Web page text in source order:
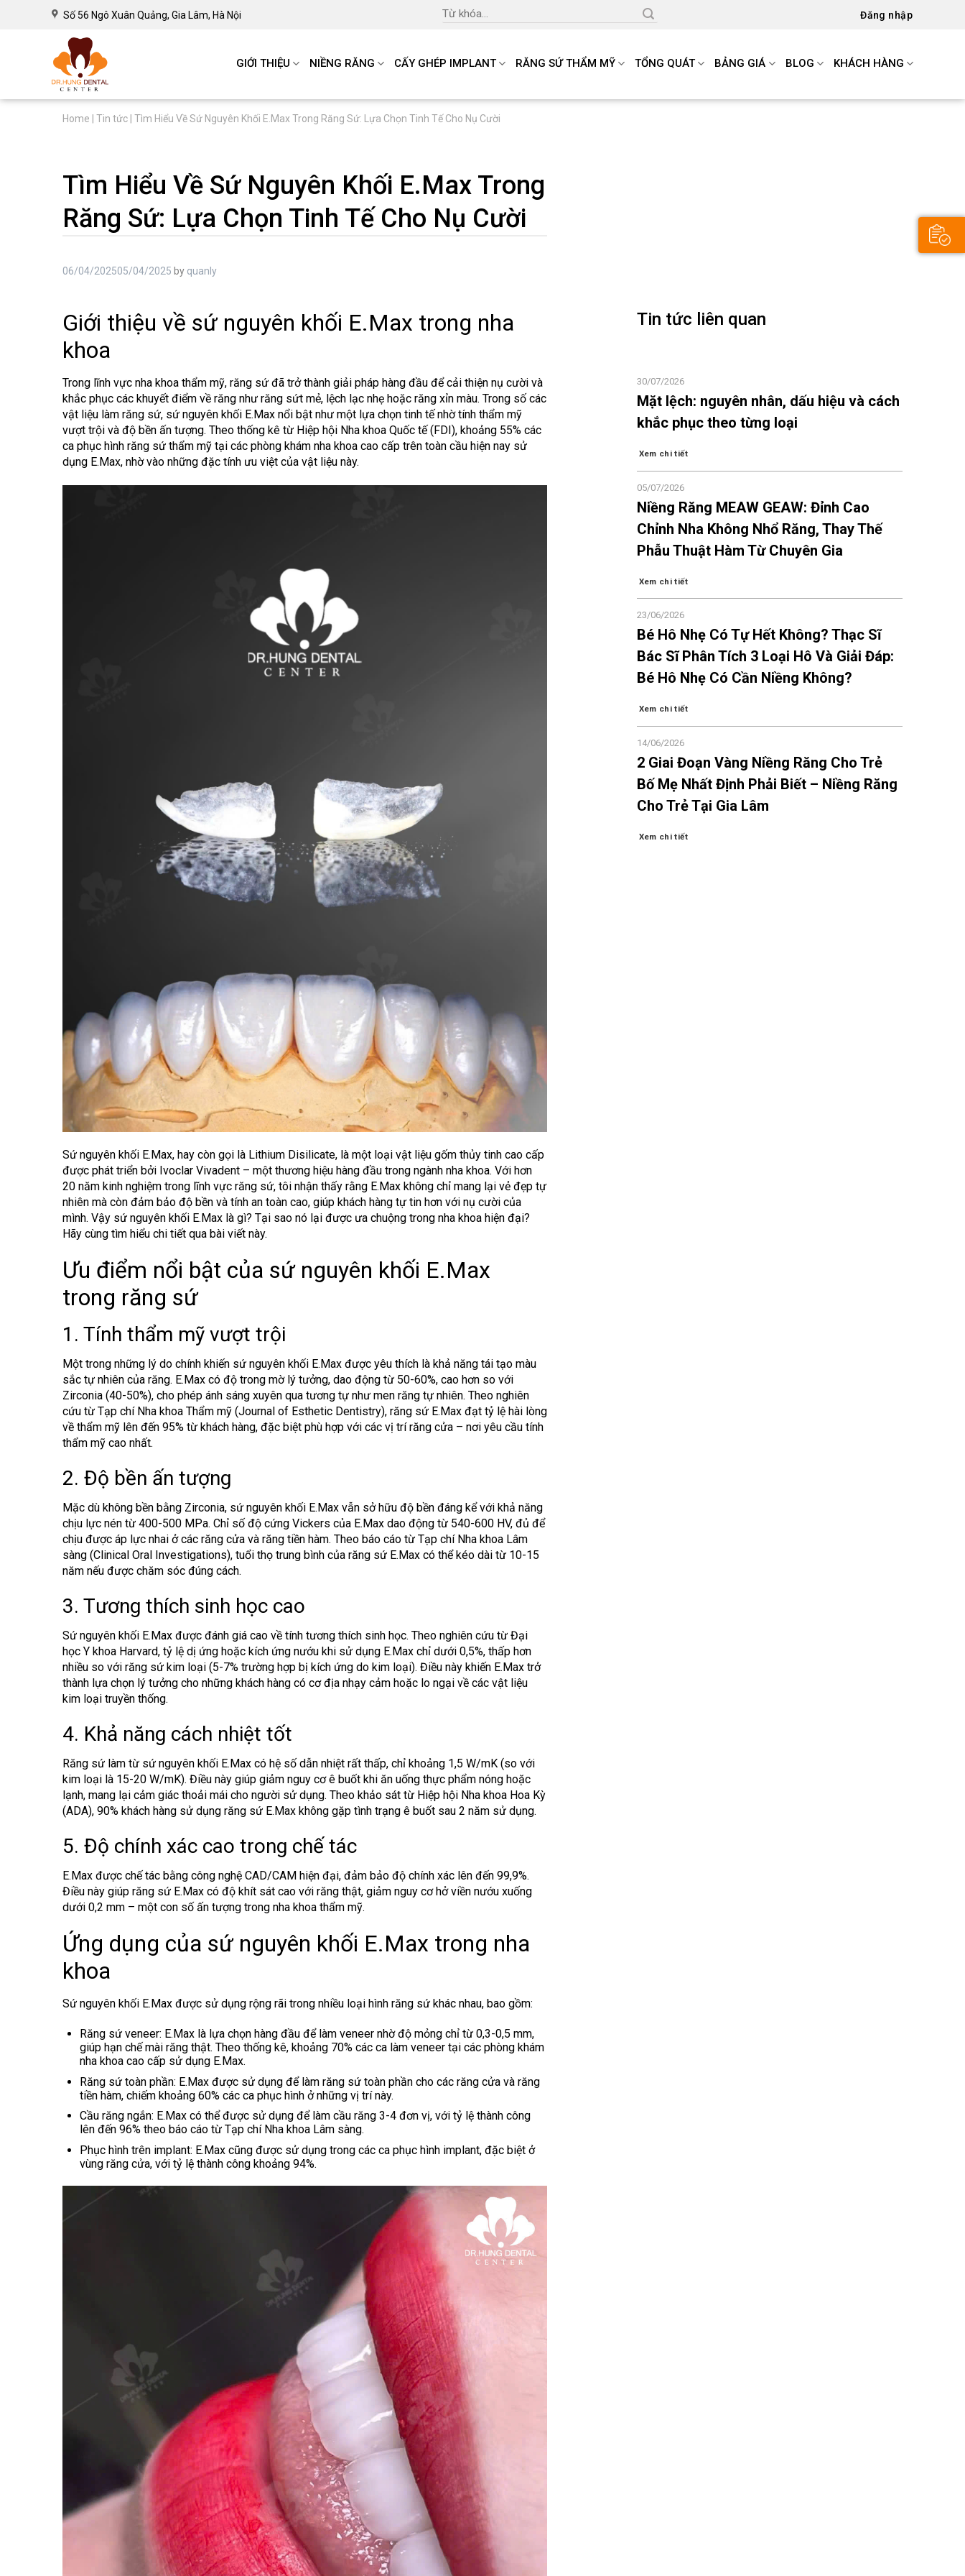
Số 56 Ngô Xuân Quảng, Gia Lâm, Hà Nội
Search
for:
Đăng nhập
GIỚI THIỆU NIỀNG RĂNG CẤY GHÉP IMPLANT RĂNG SỨ THẨM MỸ TỔNG QUÁT BẢNG GIÁ BLOG KHÁCH HÀNG
Home Tin tức Tìm Hiểu Về Sứ Nguyên Khối E.Max Trong Răng Sứ: Lựa Chọn Tinh Tế Cho Nụ Cười
Tìm Hiểu Về Sứ Nguyên Khối E.Max Trong
Răng Sứ: Lựa Chọn Tinh Tế Cho Nụ Cười
06/04/202505/04/2025 by quanly
Giới thiệu về sứ nguyên khối E.Max trong nha
khoa
Trong lĩnh vực nha khoa thẩm mỹ, răng sứ đã trở thành giải pháp hàng đầu để cải thiện nụ cười và
khắc phục các khuyết điểm về răng như răng sứt mẻ, lệch lạc nhẹ hoặc răng xỉn màu. Trong số các
vật liệu làm răng sứ, sứ nguyên khối E.Max nổi bật như một lựa chọn tinh tế nhờ tính thẩm mỹ
vượt trội và độ bền ấn tượng. Theo thống kê từ Hiệp hội Nha khoa Quốc tế (FDI), khoảng 55% các
ca phục hình răng sứ thẩm mỹ tại các phòng khám nha khoa cao cấp trên toàn cầu hiện nay sử
dụng E.Max, nhờ vào những đặc tính ưu việt của vật liệu này.
Sứ nguyên khối E.Max, hay còn gọi là Lithium Disilicate, là một loại vật liệu gốm thủy tinh cao cấp
được phát triển bởi Ivoclar Vivadent – một thương hiệu hàng đầu trong ngành nha khoa. Với hơn
20 năm kinh nghiệm trong lĩnh vực răng sứ, tôi nhận thấy rằng E.Max không chỉ mang lại vẻ đẹp tự
nhiên mà còn đảm bảo độ bền và tính an toàn cao, giúp khách hàng tự tin hơn với nụ cười của
mình. Vậy sứ nguyên khối E.Max là gì? Tại sao nó lại được ưa chuộng trong nha khoa hiện đại?
Hãy cùng tìm hiểu chi tiết qua bài viết này.
Ưu điểm nổi bật của sứ nguyên khối E.Max
trong răng sứ
1. Tính thẩm mỹ vượt trội
Một trong những lý do chính khiến sứ nguyên khối E.Max được yêu thích là khả năng tái tạo màu
sắc tự nhiên của răng. E.Max có độ trong mờ lý tưởng, dao động từ 50-60%, cao hơn so với
Zirconia (40-50%), cho phép ánh sáng xuyên qua tương tự như men răng tự nhiên. Theo nghiên
cứu từ Tạp chí Nha khoa Thẩm mỹ (Journal of Esthetic Dentistry), răng sứ E.Max đạt tỷ lệ hài lòng
về thẩm mỹ lên đến 95% từ khách hàng, đặc biệt phù hợp với các vị trí răng cửa – nơi yêu cầu tính
thẩm mỹ cao nhất.
2. Độ bền ấn tượng
Mặc dù không bền bằng Zirconia, sứ nguyên khối E.Max vẫn sở hữu độ bền đáng kể với khả năng
chịu lực nén từ 400-500 MPa. Chỉ số độ cứng Vickers của E.Max dao động từ 540-600 HV, đủ để
chịu được áp lực nhai ở các răng cửa và răng tiền hàm. Theo báo cáo từ Tạp chí Nha khoa Lâm
sàng (Clinical Oral Investigations), tuổi thọ trung bình của răng sứ E.Max có thể kéo dài từ 10-15
năm nếu được chăm sóc đúng cách.
3. Tương thích sinh học cao
Sứ nguyên khối E.Max được đánh giá cao về tính tương thích sinh học. Theo nghiên cứu từ Đại
học Y khoa Harvard, tỷ lệ dị ứng hoặc kích ứng nướu khi sử dụng E.Max chỉ dưới 0,5%, thấp hơn
nhiều so với răng sứ kim loại (5-7% trường hợp bị kích ứng do kim loại). Điều này khiến E.Max trở
thành lựa chọn lý tưởng cho những khách hàng có cơ địa nhạy cảm hoặc lo ngại về các vật liệu
kim loại truyền thống.
4. Khả năng cách nhiệt tốt
Răng sứ làm từ sứ nguyên khối E.Max có hệ số dẫn nhiệt rất thấp, chỉ khoảng 1,5 W/mK (so với
kim loại là 15-20 W/mK). Điều này giúp giảm nguy cơ ê buốt khi ăn uống thực phẩm nóng hoặc
lạnh, mang lại cảm giác thoải mái cho người sử dụng. Theo khảo sát từ Hiệp hội Nha khoa Hoa Kỳ
(ADA), 90% khách hàng sử dụng răng sứ E.Max không gặp tình trạng ê buốt sau 2 năm sử dụng.
5. Độ chính xác cao trong chế tác
E.Max được chế tác bằng công nghệ CAD/CAM hiện đại, đảm bảo độ chính xác lên đến 99,9%.
Điều này giúp răng sứ E.Max có độ khít sát cao với răng thật, giảm nguy cơ hở viền nướu xuống
dưới 0,2 mm – một con số ấn tượng trong nha khoa thẩm mỹ.
Ứng dụng của sứ nguyên khối E.Max trong nha
khoa
Sứ nguyên khối E.Max được sử dụng rộng rãi trong nhiều loại hình răng sứ khác nhau, bao gồm:
Răng sứ veneer: E.Max là lựa chọn hàng đầu để làm veneer nhờ độ mỏng chỉ từ 0,3-0,5 mm,
giúp hạn chế mài răng thật. Theo thống kê, khoảng 70% các ca làm veneer tại các phòng khám
nha khoa cao cấp sử dụng E.Max.
Răng sứ toàn phần: E.Max được sử dụng để làm răng sứ toàn phần cho các răng cửa và răng
tiền hàm, chiếm khoảng 60% các ca phục hình ở những vị trí này.
Cầu răng ngắn: E.Max có thể được sử dụng để làm cầu răng 3-4 đơn vị, với tỷ lệ thành công
lên đến 96% theo báo cáo từ Tạp chí Nha khoa Lâm sàng.
Phục hình trên implant: E.Max cũng được sử dụng trong các ca phục hình implant, đặc biệt ở
vùng răng cửa, với tỷ lệ thành công khoảng 94%.
Tin tức liên quan
Mặt lệch: nguyên nhân, dấu hiệu và cách
khắc phục theo từng loại
30/07/2026
Xem chi tiết
Niềng Răng MEAW GEAW: Đỉnh Cao
Chỉnh Nha Không Nhổ Răng, Thay Thế
Phẫu Thuật Hàm Từ Chuyên Gia
05/07/2026
Xem chi tiết
Bé Hô Nhẹ Có Tự Hết Không? Thạc Sĩ
Bác Sĩ Phân Tích 3 Loại Hô Và Giải Đáp:
Bé Hô Nhẹ Có Cần Niềng Không?
23/06/2026
Xem chi tiết
2 Giai Đoạn Vàng Niềng Răng Cho Trẻ
Bố Mẹ Nhất Định Phải Biết – Niềng Răng
Cho Trẻ Tại Gia Lâm
14/06/2026
Xem chi tiết